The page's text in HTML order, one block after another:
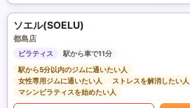
ソエル(SOELU)
都島店
ピラティス
駅から車で11分
駅から5分以内のジムに通いたい人
女性専用ジムに通いたい人
ストレスを解消したい人
マシンピラティスを始めたい人